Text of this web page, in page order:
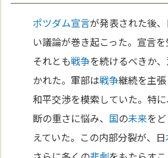
ポツダム宣言が発表された後
い議論が巻き起こった。宣言を
それとも戦争を続けるべきか
かれた。軍部は戦争継続を主
和平交渉を模索していた。特
断の重さに悩み、 国の未来を
えていた。この内部分裂が、日